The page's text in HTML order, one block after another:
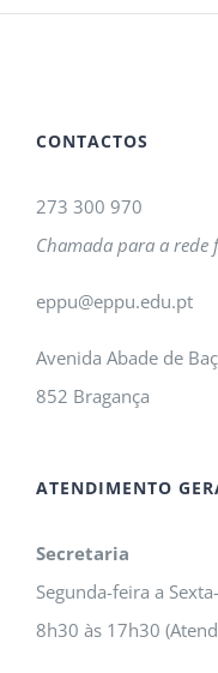
CONTACTOS
273 300 970
Chamada para a rede
eppu@eppu.edu.pt
Avenida Abade de
852 Bragança
ATENDIMENTO
Secretaria
Segunda-feira a
8h30 às 17h30